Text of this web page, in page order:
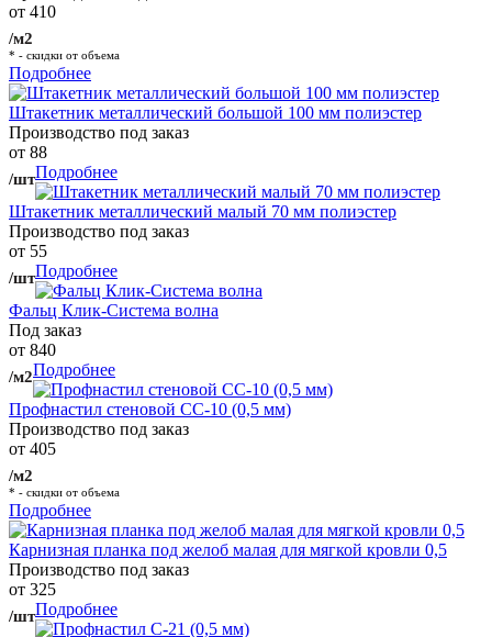
от 410
/м2
* - скидки от объема
Подробнее
Штакетник металлический большой 100 мм полиэстер
Производство под заказ
от 88
/штПодробнее
Штакетник металлический малый 70 мм полиэстер
Производство под заказ
от 55
/штПодробнее
Фальц Клик-Система волна
Под заказ
от 840
/м2Подробнее
Профнастил стеновой СС-10 (0,5 мм)
Производство под заказ
от 405
/м2
* - скидки от объема
Подробнее
Карнизная планка под желоб малая для мягкой кровли 0,5
Производство под заказ
от 325
/штПодробнее